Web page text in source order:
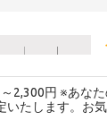
2,300円 ※あな
いたします。お